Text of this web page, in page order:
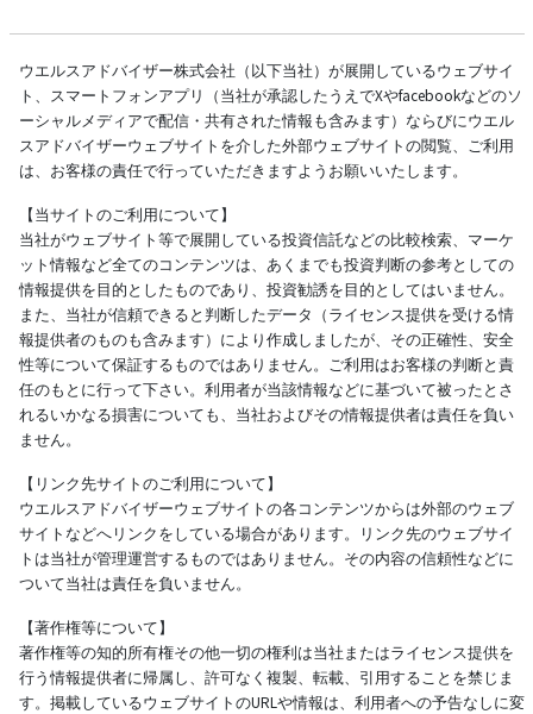
ウエルスアドバイザー株式会社（以下当社）が展開しているウェブサイ
ト、スマートフォンアプリ（当社が承認したうえでXやfacebookなどのソ
ーシャルメディアで配信・共有された情報も含みます）ならびにウエル
スアドバイザーウェブサイトを介した外部ウェブサイトの閲覧、ご利用
は、お客様の責任で行っていただきますようお願いいたします。
【当サイトのご利用について】
当社がウェブサイト等で展開している投資信託などの比較検索、マーケ
ット情報など全てのコンテンツは、あくまでも投資判断の参考としての
情報提供を目的としたものであり、投資勧誘を目的としてはいません。
また、当社が信頼できると判断したデータ（ライセンス提供を受ける情
報提供者のものも含みます）により作成しましたが、その正確性、安全
性等について保証するものではありません。ご利用はお客様の判断と責
任のもとに行って下さい。利用者が当該情報などに基づいて被ったとさ
れるいかなる損害についても、当社およびその情報提供者は責任を負い
ません。
【リンク先サイトのご利用について】
ウエルスアドバイザーウェブサイトの各コンテンツからは外部のウェブ
サイトなどへリンクをしている場合があります。リンク先のウェブサイ
トは当社が管理運営するものではありません。その内容の信頼性などに
ついて当社は責任を負いません。
【著作権等について】
著作権等の知的所有権その他一切の権利は当社またはライセンス提供を
行う情報提供者に帰属し、許可なく複製、転載、引用することを禁じま
す。掲載しているウェブサイトのURLや情報は、利用者への予告なしに変